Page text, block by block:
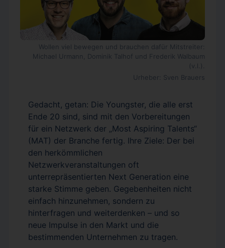
Wollen viel bewegen und brauchen dafür Mitstreiter:
Michael Urmann, Dominik Talhof und Frederik Walbaum
(v.l.).
Urheber: Sven Brauers
Gedacht, getan: Die Youngster, die alle erst
Ende 20 sind, sind mit den Vorbereitungen
für ein Netzwerk der „Most Aspiring Talents“
(MAT) der Branche fertig. Ihre Ziele: Der bei
den herkömmlichen
Netzwerkveranstaltungen oft
unterrepräsentierten Next Generation eine
starke Stimme geben. Gegebenheiten nicht
einfach hinzunehmen, sondern zu
hinterfragen und weiterdenken – und so
neue Impulse in den Markt und die
bestimmenden Unternehmen zu tragen.